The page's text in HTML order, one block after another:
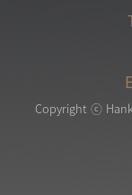
Copyright ⓒ